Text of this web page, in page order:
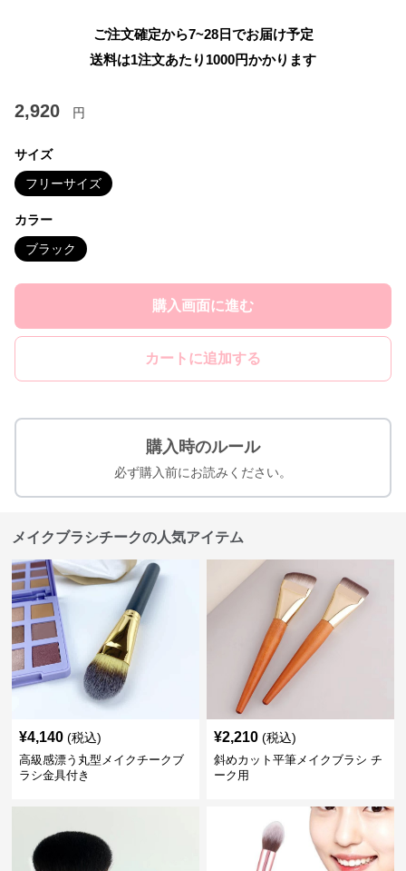
ご注文確定から7~28日でお届け予定
送料は1注文あたり 1000円かかります
2,920 円
サイズ
フリーサイズ
カラー
ブラック
購入画面に進む
カートに追加する
購入時のルール
必ず購入前にお読みください。
メイクブラシチークの人気アイテム
¥4,140 (税込)
高級感漂う丸型メイクチークブ
ラシ金具付き
¥2,210 (税込)
斜めカット平筆メイクブラシ チ
ーク用